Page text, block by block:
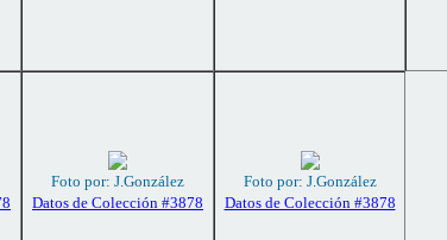
Foto por: J.González
Datos de Colección #3878
Foto por: J.González
Datos de Colección #3878